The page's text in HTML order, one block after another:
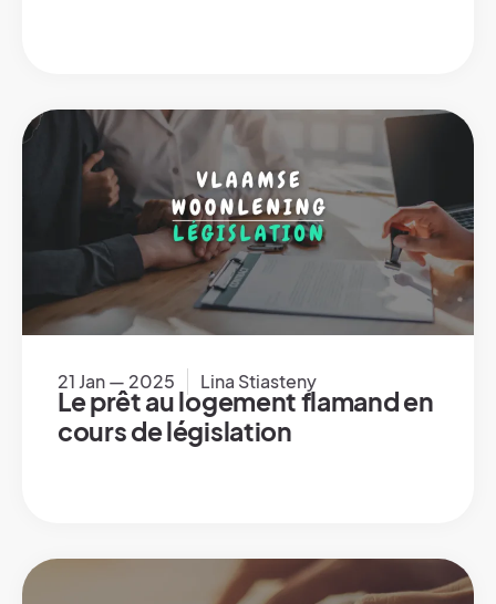
21 Jan — 2025 Lina Stiasteny
Le prêt au logement flamand en
cours de législation